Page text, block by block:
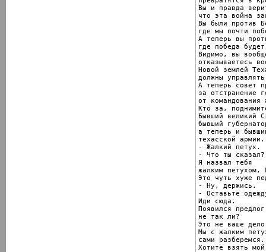
Вы и правда
что эта война
Вы были против
где мы почти
А теперь вы
где победа
Видимо, вы
отказываетесь
Новой землей
должны
А теперь совет
за отстранение
от командования
Кто за,
Бывший великий
бывший
а теперь и
техасской армии.
- Жалкий петух.
- Что ты сказал?
Я назвал тебя
жалким петухом,
Это чуть хуже
- Ну, держись.
- Оставьте
Иди сюда.
Появился
не так ли?
Это не ваше
Мы с жалким
сами разберемся.
Хотите взять